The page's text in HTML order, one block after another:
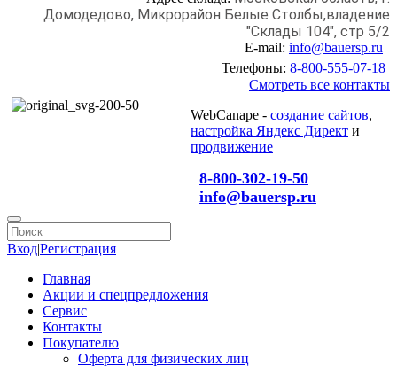
Домодедово, Микрорайон Белые Столбы,владение
"Склады 104", стр 5/2
E-mail: info@bauersp.ru
Телефоны: 8-800-555-07-18
Смотреть все контакты
WebCanape - создание сайтов,
настройка Яндекс Директ и
продвижение
8-800-302-19-50
info@bauersp.ru
Вход|Регистрация
Главная
Акции и спецпредложения
Сервис
Контакты
Покупателю
Оферта для физических лиц